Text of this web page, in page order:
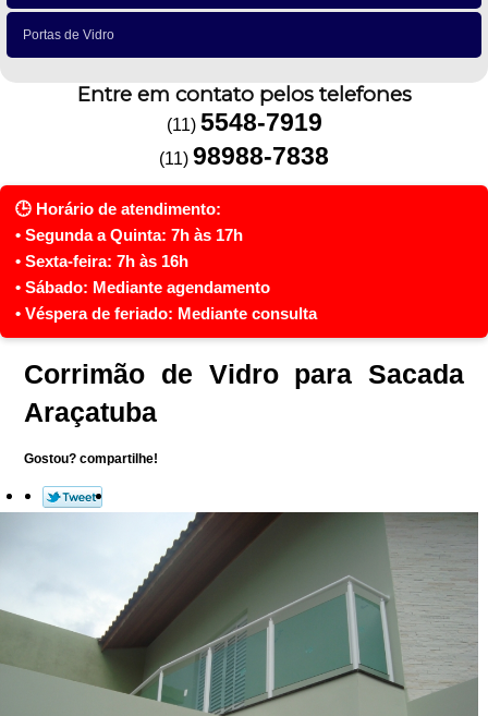
Portas de Vidro
Entre em contato pelos telefones
(11) 5548-7919
(11) 98988-7838
Corrimão de Vidro para Sacada
Araçatuba
Gostou? compartilhe!